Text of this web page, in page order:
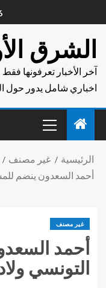
6
الشرق
آخر الأخبار تعرفونها
اخباري شامل يدور حول
الرئيسية
غير مصنف
أحمد السعدون ينضم
غير مصنف
أحمد
التونسي